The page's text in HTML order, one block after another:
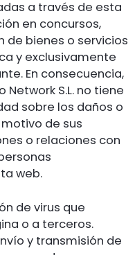
a través de esta
en concursos,
bienes o servicios
y exclusivamente
En consecuencia,
S.L. no tiene
sobre los daños o
de sus
o relaciones con
web.
de virus que
o a terceros.
y transmisión de